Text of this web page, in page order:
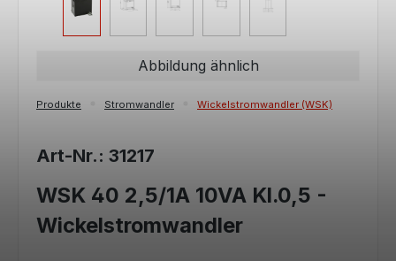
Abbildung ähnlich
Produkte Stromwandler Wickelstromwandler (WSK)
Art-Nr.: 31217
WSK 40 2,5/1A 10VA Kl.0,5 -
Wickelstromwandler